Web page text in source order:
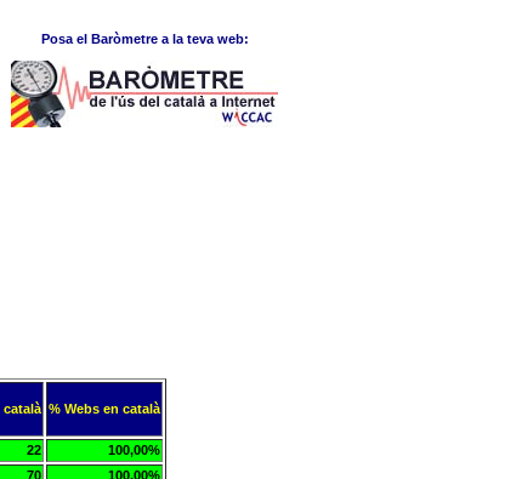
Posa el Baròmetre a la teva web:
català % Webs en català
22
100,00%
70
100,00%